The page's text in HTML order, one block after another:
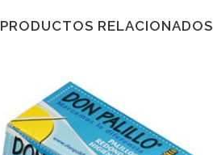
PRODUCTOS RELACIONADOS